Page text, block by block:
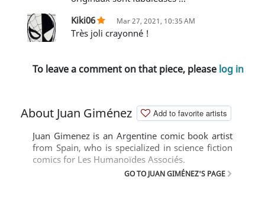
Kiki06
Mar 27, 2021, 10:35 AM
Très joli crayonné !
To leave a comment on that piece, please log in
About Juan Giménez Add to favorite artists
Juan Gimenez is an Argentine comic book artist
from Spain, who is specialized in science fiction
comics for Les Humanoïdes Associés.
GO TO JUAN GIMÉNEZ'S PAGE